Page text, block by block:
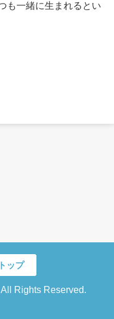
も一緒に生まれるとい
ップ
Rights Reserved.